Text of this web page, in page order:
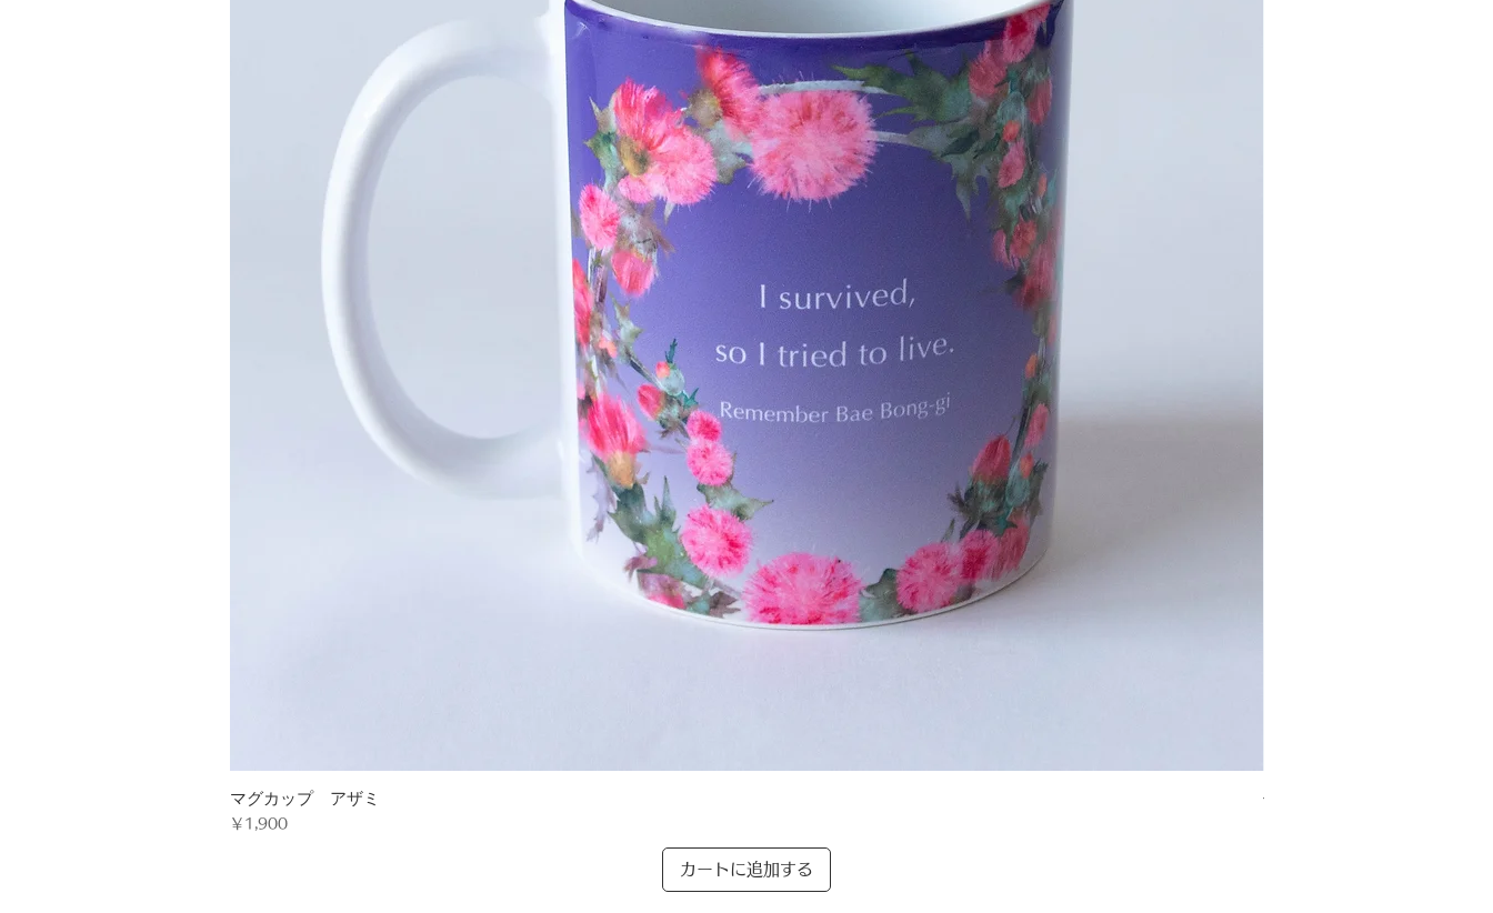
マグカップ アザミ
価格
￥1,900
カートに追加する
付箋 モクレン